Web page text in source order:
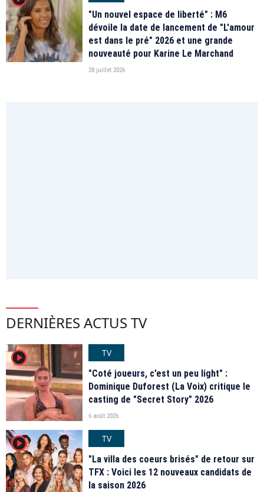
"Un nouvel espace de liberté" : M6
dévoile la date de lancement de "L'amour
est dans le pré" 2026 et une grande
nouveauté pour Karine Le Marchand
28 juillet 2026
DERNIÈRES ACTUS TV
player2
TV
"Coté joueurs, c’est un peu light" :
Dominique Duforest (La Voix) critique le
casting de "Secret Story" 2026
6 août 2026
player2
TV
"La villa des coeurs brisés" de retour sur
TFX : Voici les 12 nouveaux candidats de
la saison 2026